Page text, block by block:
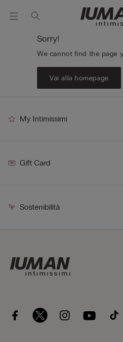
Sorry!
We cannot find the page
Vai alla homepage
My Intimissimi
Gift Card
Sostenibilità